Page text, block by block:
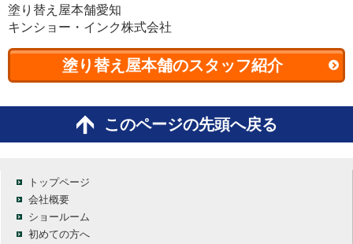
塗り替え屋本舗愛知
キンショー・インク株式会社
塗り替え屋本舗のスタッフ紹介
このページの先頭へ戻る
トップページ
会社概要
ショールーム
初めての方へ